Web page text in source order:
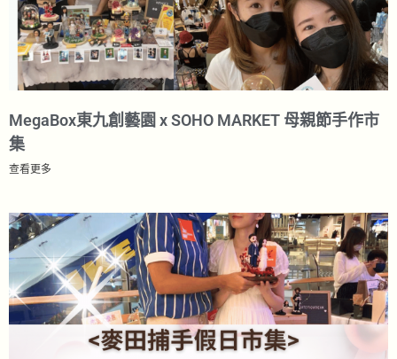
MegaBox東九創藝園 x SOHO MARKET 母親節手作市
集
查看更多